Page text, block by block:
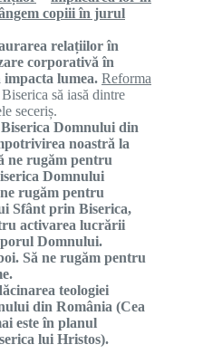
copiii în jurul
relațiilor în
corporativă în
lumea. Reforma
să iasă dintre
seceriș.
Domnului din
noastră la
ne rugăm pentru
a Domnului
ne rugăm pentru
Sfânt prin Biserica,
activarea lucrării
Domnului.
. Să ne rugăm pentru
teologiei
din România (Cea
este în planul
lui Hristos).